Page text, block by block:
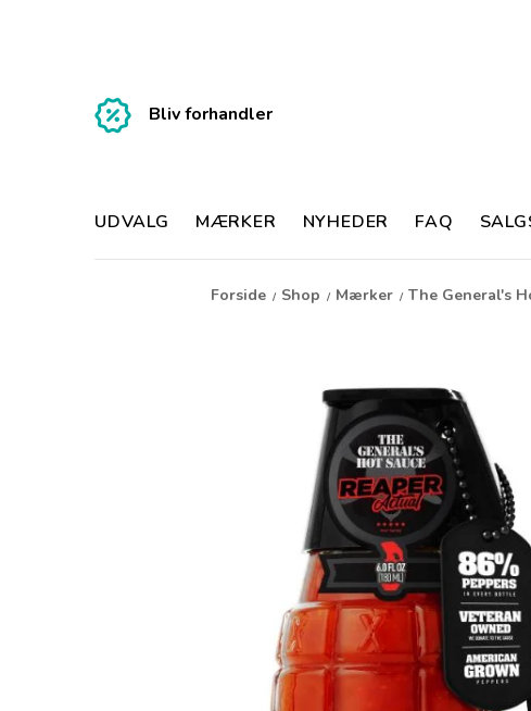
Bliv forhandler
UDVALG MÆRKER NYHEDER FAQ
Forside / Shop / Mærker / The General's